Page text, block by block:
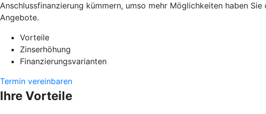
Anschlussfinanzierung kümmern, umso mehr Möglichkeiten haben
Angebote.
Vorteile
Zinserhöhung
Finanzierungsvarianten
Termin vereinbaren
Ihre Vorteile